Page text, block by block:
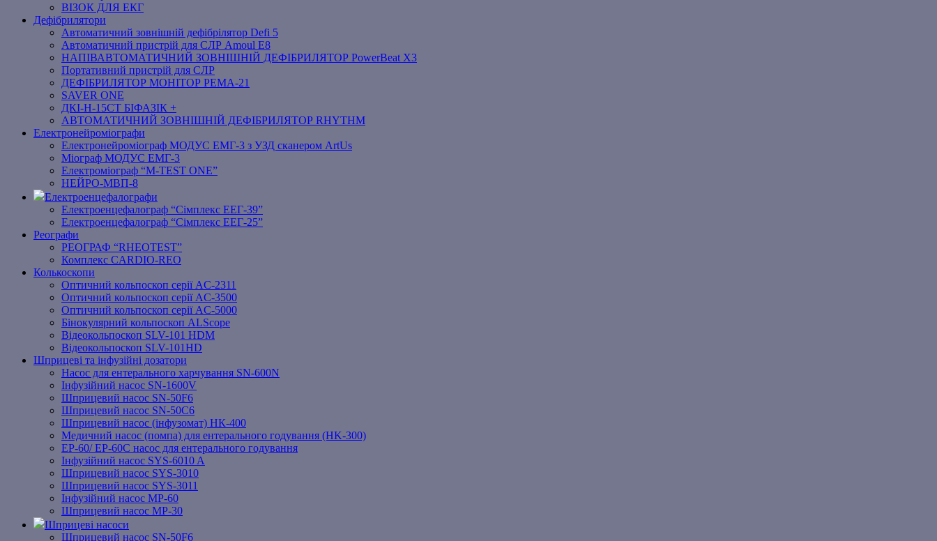
ВІЗОК ДЛЯ ЕКГ
Дефібрилятори
Автоматичний зовнішній дефібрілятор Defi 5
Автоматичний пристрій для СЛР Amoul E8
НАПІВАВТОМАТИЧНИЙ ЗОВНІШНІЙ ДЕФІБРИЛЯТОР PowerBeat X3
Портативний пристрій для СЛР
ДЕФІБРИЛЯТОР МОНІТОР РЕМА-21
SAVER ONE
ДКІ-Н-15СТ БІФАЗІК +
АВТОМАТИЧНИЙ ЗОВНІШНІЙ ДЕФІБРИЛЯТОР RHYTHM
Електронейроміографи
Електронейроміограф МОДУС ЕМГ-3 з УЗД сканером ArtUs
Міограф МОДУС ЕМГ-3
Електроміограф “M-TEST ONE”
НЕЙРО-МВП-8
Електроенцефалографи
Електроенцефалограф “Сімплекс ЕЕГ-39”
Електроенцефалограф “Сімплекс ЕЕГ-25”
Реографи
РЕОГРАФ “RHEOTEST”
Комплекс CARDIO-REO
Колькоскопи
Оптичний кольпоскоп серії AC-2311
Оптичний кольпоскоп серії AC-3500
Оптичний кольпоскоп серії AC-5000
Бінокулярний кольпоскоп ALScope
Відеокольпоскоп SLV-101 HDM
Відеокольпоскоп SLV-101HD
Шприцеві та інфузійні дозатори
Насос для ентерального харчування SN-600N
Інфузійний насос SN-1600V
Шприцевий насос SN-50F6
Шприцевий насос SN-50C6
Шприцевий насос (інфузомат) НК-400
Медичний насос (помпа) для ентерального годування (HK-300)
EP-60/ EP-60C насос для ентерального годування
Інфузійний насос SYS-6010 A
Шприцевий насос SYS-3010
Шприцевий насос SYS-3011
Інфузійний насос MP-60
Шприцевий насос MP-30
Шприцеві насоси
Шприцевий насос SN-50F6